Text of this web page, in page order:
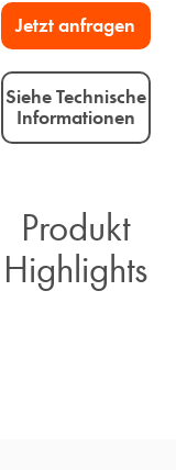
Jetzt anfragen​
Siehe Technische
Informationen
Produkt
Highlights​